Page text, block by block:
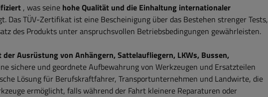
, was seine hohe Qualität und die Einhaltung internationaler
Das TÜV-Zertifikat ist eine Bescheinigung über das Bestehen strenger Tests,
des Produkts unter anspruchsvollen Betriebsbedingungen gewährleisten.
der Ausrüstung von Anhängern, Sattelaufliegern, LKWs, Bussen,
sichere und geordnete Aufbewahrung von Werkzeugen und Ersatzteilen
Lösung für Berufskraftfahrer, Transportunternehmen und Landwirte, die
ermöglicht, falls während der Fahrt kleinere Reparaturen oder